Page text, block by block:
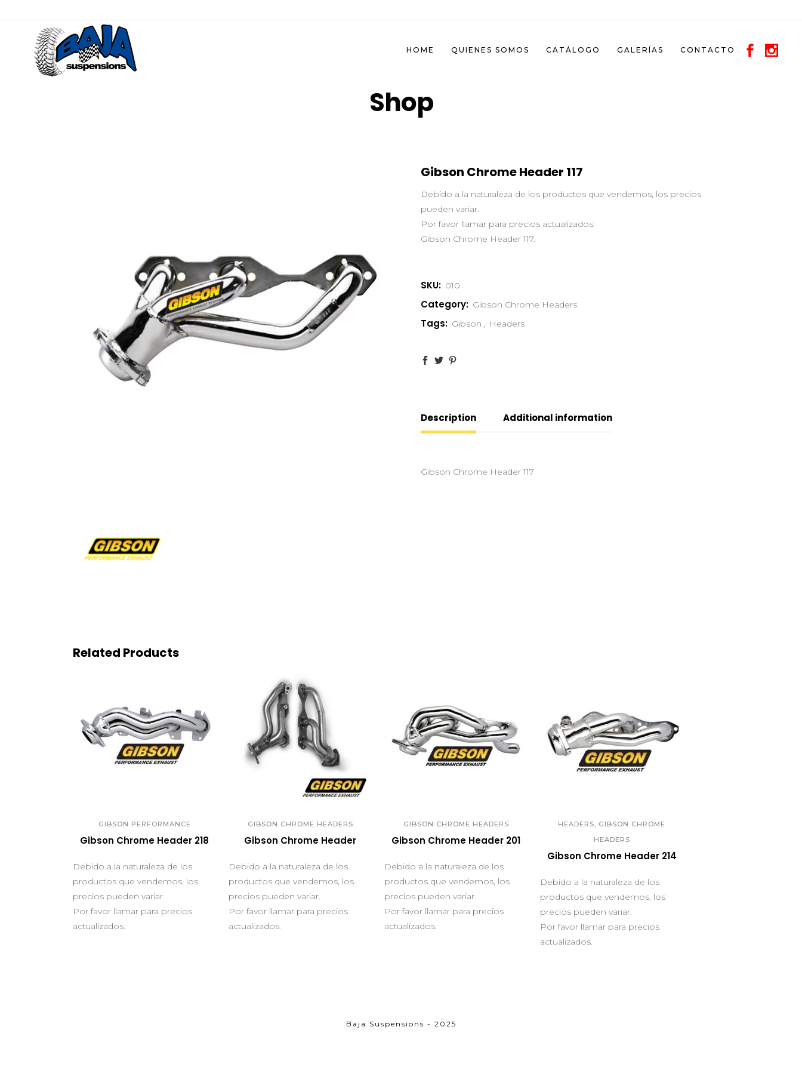
HOME QUIENES SOMOS CATÁLOGO GALERÍAS CONTACTO
Shop
Gibson Chrome Header 117
Debido a la naturaleza de los productos que vendemos, los precios
pueden variar.
Por favor llamar para precios actualizados.
Gibson Chrome Header 117.
SKU: 010
Category: Gibson Chrome Headers
Tags: Gibson , Headers
Description Additional information
Gibson Chrome Header 117
Related Products
GIBSON PERFORMANCE
Gibson Chrome Header 218
Debido a la naturaleza de los
productos que vendemos, los
precios pueden variar.
Por favor llamar para precios
actualizados.
QUICK VIEW
GIBSON CHROME HEADERS
Gibson Chrome Header
Debido a la naturaleza de los
productos que vendemos, los
precios pueden variar.
Por favor llamar para precios
actualizados.
GIBSON CHROME HEADERS
Gibson Chrome Header 201
Debido a la naturaleza de los
productos que vendemos, los
precios pueden variar.
Por favor llamar para precios
actualizados.
HEADERS, GIBSON CHROME
HEADERS
Gibson Chrome Header 214
Debido a la naturaleza de los
productos que vendemos, los
precios pueden variar.
Por favor llamar para precios
actualizados.
Baja Suspensions - 2025